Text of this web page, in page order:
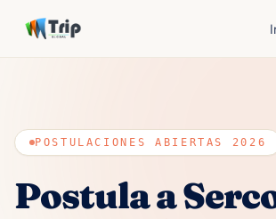
POSTULACIONES ABIERTAS 2026
Postula a